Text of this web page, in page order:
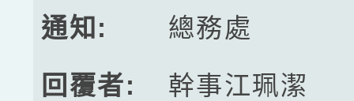
總務處
幹事江珮潔